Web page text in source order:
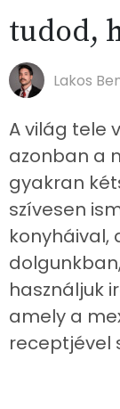
tudod,
Lakos
A világ tele
azonban a
gyakran
szívesen
konyháival,
használjuk
amely a
receptjével